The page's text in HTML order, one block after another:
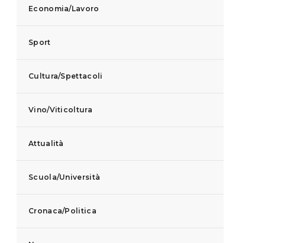
Economia/Lavoro
Sport
Cultura/Spettacoli
Vino/Viticoltura
Attualità
Scuola/Università
Cronaca/Politica